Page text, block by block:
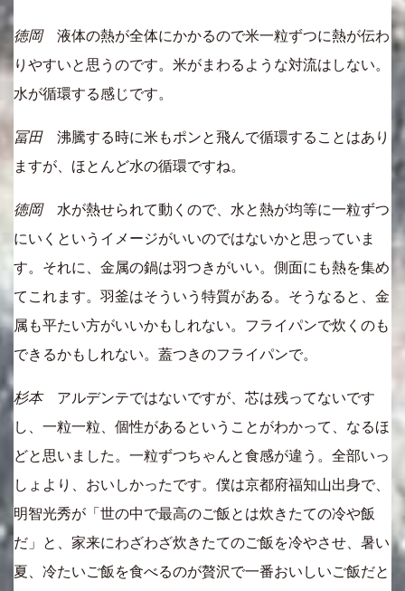
徳岡液体の熱が全体にかかるので米一粒ずつに熱が伝わ
りやすいと思うのです。米がまわるような対流はしない。
水が循環する感じです。
冨田沸騰する時に米もポンと飛んで循環することはあり
ますが、ほとんど水の循環ですね。
徳岡水が熱せられて動くので、水と熱が均等に一粒ずつ
にいくというイメージがいいのではないかと思っていま
す。それに、金属の鍋は羽つきがいい。側面にも熱を集め
てこれます。羽釜はそういう特質がある。そうなると、金
属も平たい方がいいかもしれない。フライパンで炊くのも
できるかもしれない。蓋つきのフライパンで。
杉本アルデンテではないですが、芯は残ってないです
し、一粒一粒、個性があるということがわかって、なるほ
どと思いました。一粒ずつちゃんと食感が違う。全部いっ
しょより、おいしかったです。僕は京都府福知山出身で、
明智光秀が「世の中で最高のご飯とは炊きたての冷や飯
だ」と、家来にわざわざ炊きたてのご飯を冷やさせ、暑い
夏、冷たいご飯を食べるのが贅沢で一番おいしいご飯だと